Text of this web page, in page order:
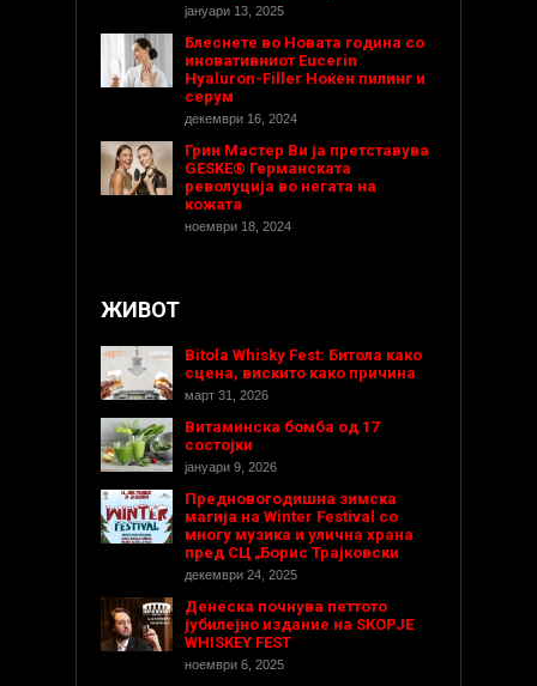
јануари 13, 2025
Блеснете во Новата година со
иновативниот Eucerin
Hyaluron-Filler Ноќен пилинг и
серум
декември 16, 2024
Грин Мастер Ви ја претставува
GESKE® Германската
револуција во негата на
кожата
ноември 18, 2024
ЖИВОТ
Bitola Whisky Fest: Битола како
сцена, вискито како причина
март 31, 2026
Витаминска бомба од 17
состојки
јануари 9, 2026
Предновогодишнa зимска
магија на Winter Festival со
многу музика и улична храна
пред СЦ „Борис Трајковски
декември 24, 2025
Денеска почнува петтото
јубилејно издание на SKOPJE
WHISKEY FEST
ноември 6, 2025